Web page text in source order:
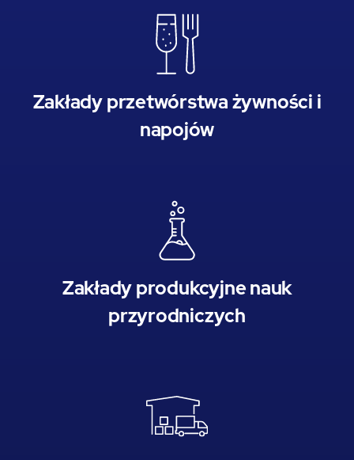
Zakłady przetwórstwa żywności i
napojów
Zakłady produkcyjne nauk
przyrodniczych